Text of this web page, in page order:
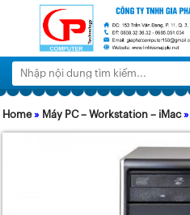
Tìm
kiếm:
Home» Máy PC – Workstation – iMac»